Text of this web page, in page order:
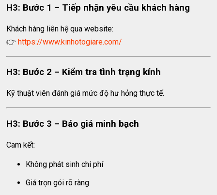
H3: Bước 1 – Tiếp nhận yêu cầu khách hàng
Khách hàng liên hệ qua website:
👉https://www.kinhotogiare.com/
H3: Bước 2 – Kiểm tra tình trạng kính
Kỹ thuật viên đánh giá mức độ hư hỏng thực tế.
H3: Bước 3 – Báo giá minh bạch
Cam kết:
Không phát sinh chi phí
Giá trọn gói rõ ràng